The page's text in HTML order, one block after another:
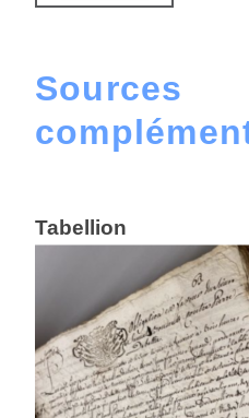
Sources
Tabellion